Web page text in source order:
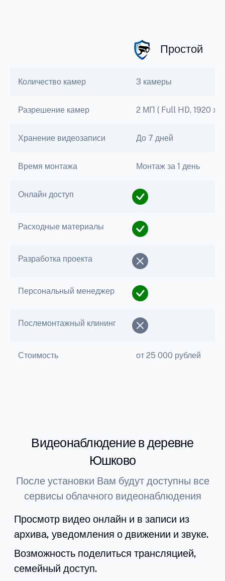
Простой
Количество камер 3 камеры
Разрешение камер 2 МП ( Full HD, 1920 x
Хранение видеозаписи До 7 дней
Время монтажа Монтаж за 1 день
Онлайн доступ
Расходные материалы
Разработка проекта
Персональный менеджер
Послемонтажный клининг
Стоимость от 25 000 рублей
Видеонаблюдение в деревне
Юшково
После установки Вам будут доступны все
сервисы облачного видеонаблюдения
Просмотр видео онлайн и в записи из
архива, уведомления о движении и звуке.
Возможность поделиться трансляцией,
семейный доступ.